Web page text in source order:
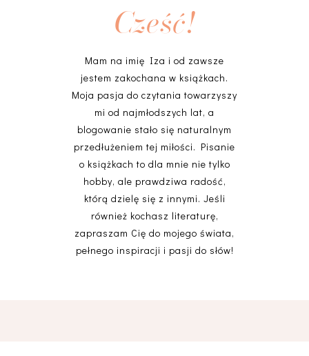
Cześć!
Mam na imię Iza i od zawsze
jestem zakochana w książkach.
Moja pasja do czytania towarzyszy
mi od najmłodszych lat, a
blogowanie stało się naturalnym
przedłużeniem tej miłości. Pisanie
o książkach to dla mnie nie tylko
hobby, ale prawdziwa radość,
którą dzielę się z innymi. Jeśli
również kochasz literaturę,
zapraszam Cię do mojego świata,
pełnego inspiracji i pasji do słów!